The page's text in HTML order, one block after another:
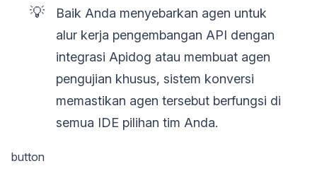
💡
Baik Anda menyebarkan agen untuk
alur kerja pengembangan API dengan
integrasi Apidog atau membuat agen
pengujian khusus, sistem konversi
memastikan agen tersebut berfungsi di
semua IDE pilihan tim Anda.
button